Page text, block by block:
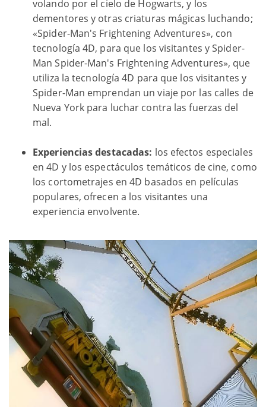
volando por el cielo de Hogwarts, y los
dementores y otras criaturas mágicas luchando;
«Spider-Man's Frightening Adventures», con
tecnología 4D, para que los visitantes y Spider-
Man Spider-Man's Frightening Adventures», que
utiliza la tecnología 4D para que los visitantes y
Spider-Man emprendan un viaje por las calles de
Nueva York para luchar contra las fuerzas del
mal.
Experiencias destacadas: los efectos especiales
en 4D y los espectáculos temáticos de cine, como
los cortometrajes en 4D basados en películas
populares, ofrecen a los visitantes una
experiencia envolvente.